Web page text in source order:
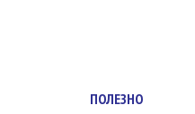
ПОЛЕЗНО